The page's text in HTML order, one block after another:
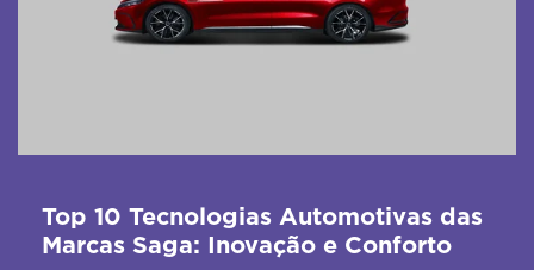
Top 10 Tecnologias Automotivas das
Marcas Saga: Inovação e Conforto